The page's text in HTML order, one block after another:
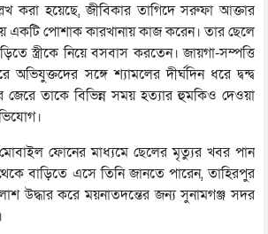
করা হয়েছে, জীবিকার তাগিদে সরুফা আক্তার
একটি পোশাক কারখানায় কাজ করেন। তার ছেলে
স্ত্রীকে নিয়ে বসবাস করতেন। জায়গা-সম্পত্তি
অভিযুক্তদের সঙ্গে শ্যামলের দীর্ঘদিন ধরে দ্বন্দ্ব
তাকে বিভিন্ন সময় হত্যার হুমকিও দেওয়া
ফোনের মাধ্যমে ছেলের মৃত্যুর খবর পান
বাড়িতে এসে তিনি জানতে পারেন, তাহিরপুর
উদ্ধার করে ময়নাতদন্তের জন্য সুনামগঞ্জ সদর